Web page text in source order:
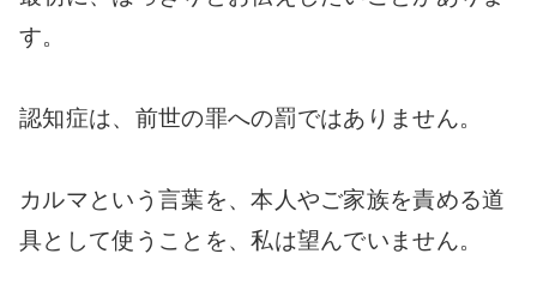
す。
認知症は、前世の罪への罰ではありません。
カルマという言葉を、本人やご家族を責める道
具として使うことを、私は望んでいません。